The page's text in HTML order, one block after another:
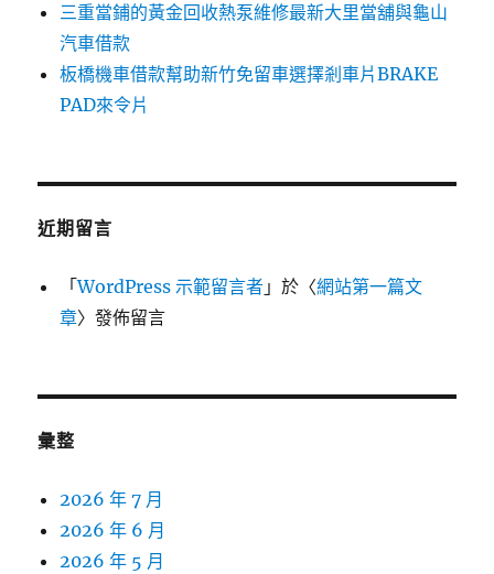
三重當鋪的黃金回收熱泵維修最新大里當舖與龜山
汽車借款
板橋機車借款幫助新竹免留車選擇剎車片BRAKE
PAD來令片
近期留言
「WordPress 示範留言者 」於〈網站第一篇文
章〉發佈留言
彙整
2026 年 7 月
2026 年 6 月
2026 年 5 月